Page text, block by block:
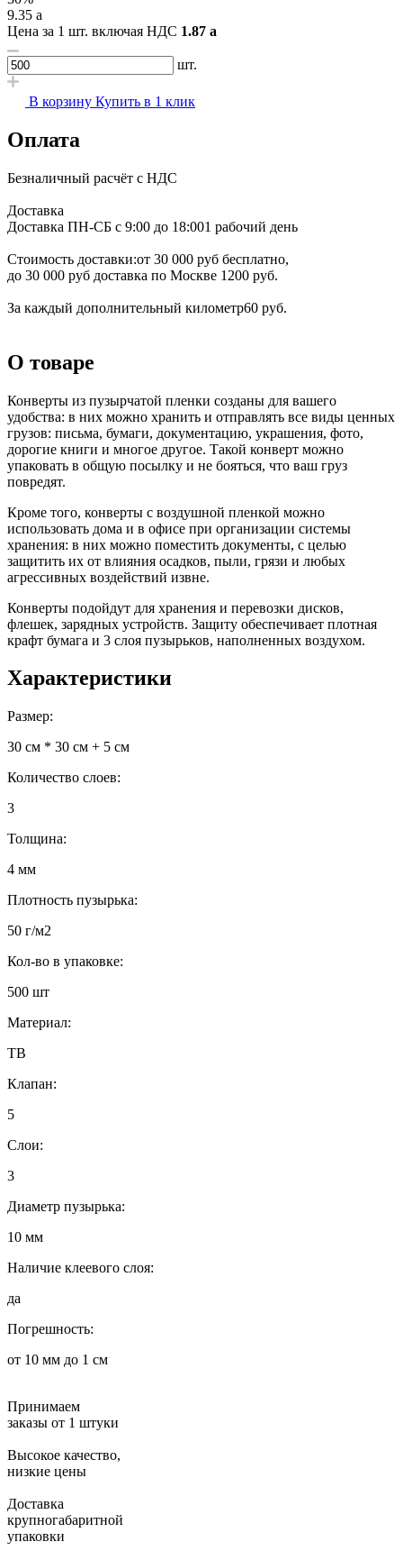
9.35 a
Цена за 1 шт. включая НДС 1.87 a
шт.
В корзину Купить в 1 клик
Оплата
Безналичный расчёт с НДС
Доставка
Доставка ПН-СБ с 9:00 до 18:001 рабочий день
Стоимость доставки:от 30 000 руб бесплатно,
до 30 000 руб доставка по Москве 1200 руб.
За каждый дополнительный километр60 руб.
О товаре
Конверты из пузырчатой пленки созданы для вашего
удобства: в них можно хранить и отправлять все виды ценных
грузов: письма, бумаги, документацию, украшения, фото,
дорогие книги и многое другое. Такой конверт можно
упаковать в общую посылку и не бояться, что ваш груз
повредят.
Кроме того, конверты с воздушной пленкой можно
использовать дома и в офисе при организации системы
хранения: в них можно поместить документы, с целью
защитить их от влияния осадков, пыли, грязи и любых
агрессивных воздействий извне.
Конверты подойдут для хранения и перевозки дисков,
флешек, зарядных устройств. Защиту обеспечивает плотная
крафт бумага и 3 слоя пузырьков, наполненных воздухом.
Характеристики
Размер:
30 см * 30 см + 5 см
Количество слоев:
3
Толщина:
4 мм
Плотность пузырька:
50 г/м2
Кол-во в упаковке:
500 шт
Материал:
ТВ
Клапан:
5
Слои:
3
Диаметр пузырька:
10 мм
Наличие клеевого слоя:
да
Погрешность:
от 10 мм до 1 см
Принимаем
заказы от 1 штуки
Высокое качество,
низкие цены
Доставка
крупногабаритной
упаковки